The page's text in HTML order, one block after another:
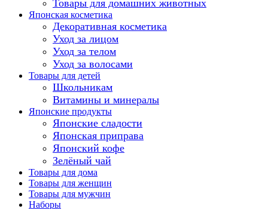
Товары для домашних животных
Японская косметика
Декоративная косметика
Уход за лицом
Уход за телом
Уход за волосами
Товары для детей
Школьникам
Витамины и минералы
Японские продукты
Японские сладости
Японская приправа
Японский кофе
Зелёный чай
Товары для дома
Товары для женщин
Товары для мужчин
Наборы